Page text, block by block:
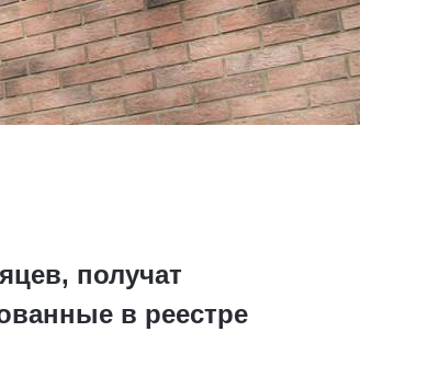
получат
в реестре